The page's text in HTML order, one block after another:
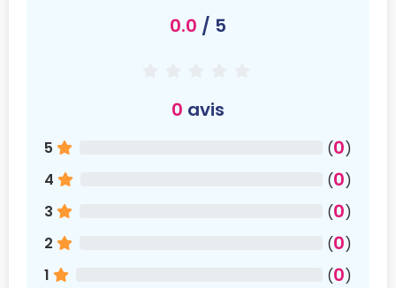
0.0 / 5
0 avis
5 (0)
4
(0)
3
(0)
2
(0)
1
(0)